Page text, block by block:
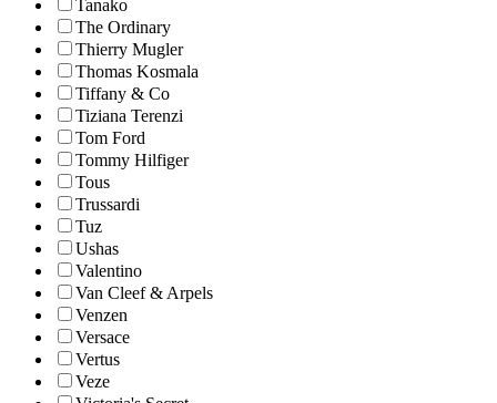
Tanako
The Ordinary
Thierry Mugler
Thomas Kosmala
Tiffany & Co
Tiziana Terenzi
Tom Ford
Tommy Hilfiger
Tous
Trussardi
Tuz
Ushas
Valentino
Van Cleef & Arpels
Venzen
Versace
Vertus
Veze